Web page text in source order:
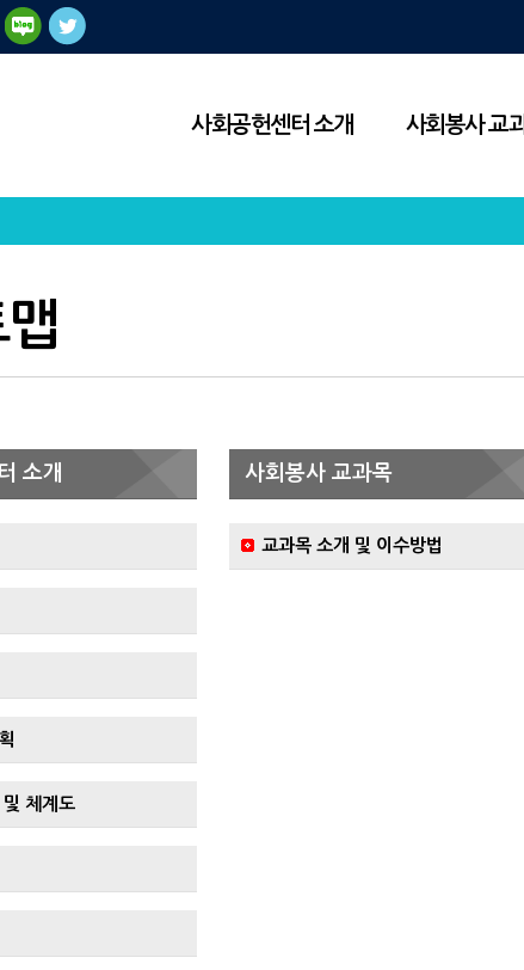
사회공헌센터 소개 사회봉사 교
소개
체계도
사회봉사 교과목
교과목 소개 및 이수방법